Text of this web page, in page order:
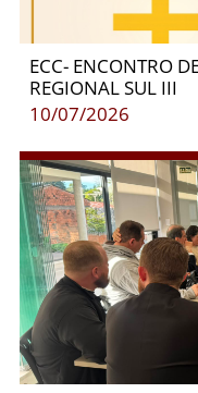
ECC- ENCONTRO
REGIONAL SUL III
10/07/2026